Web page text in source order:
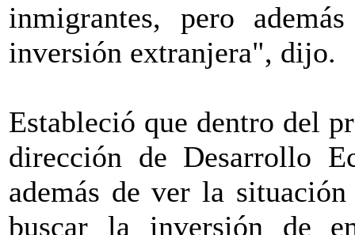
inmigrantes, pero
inversión extranjera", dijo.
Estableció que dentro del
dirección de Desarrollo
además de ver la
buscar la inversión de